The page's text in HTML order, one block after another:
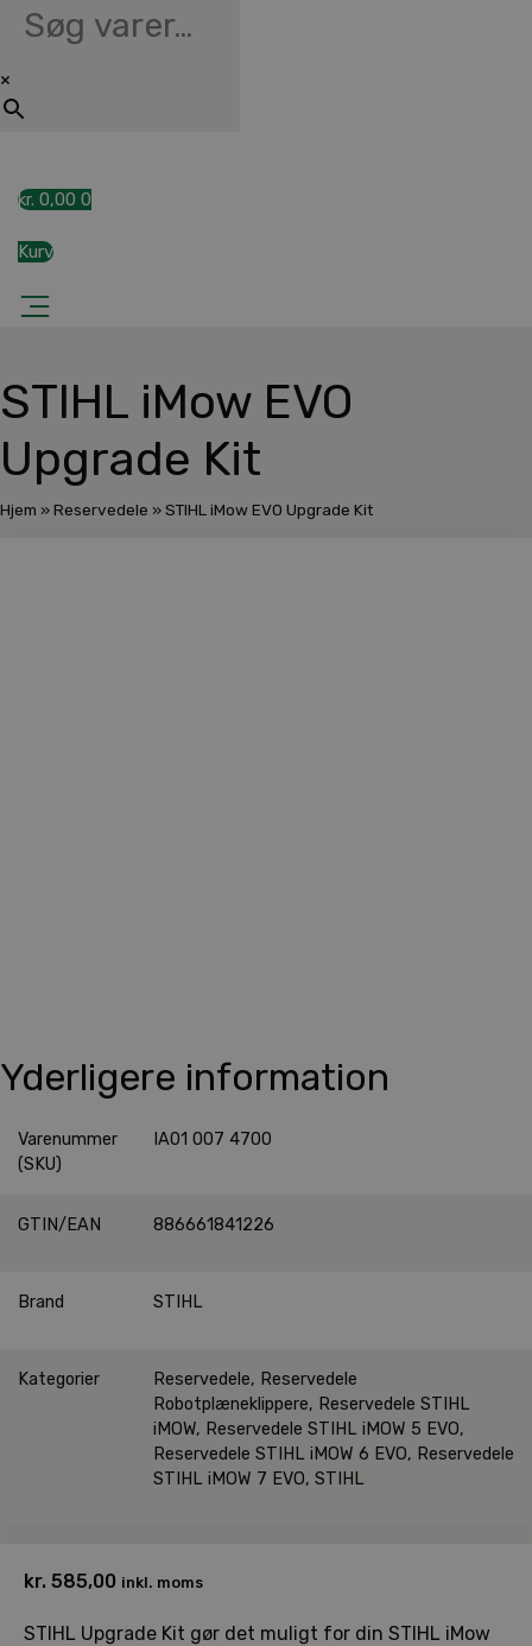
×
kr. 0,00 0
Kurv
STIHL iMow EVO
Upgrade Kit
Hjem »Reservedele »STIHL iMow EVO Upgrade Kit
Yderligere information
Varenummer
(SKU)
IA01 007 4700
GTIN/EAN 886661841226
Brand STIHL
Kategorier Reservedele, Reservedele
Robotplæneklippere, Reservedele STIHL
iMOW, Reservedele STIHL iMOW 5 EVO,
Reservedele STIHL iMOW 6 EVO, Reservedele
STIHL iMOW 7 EVO, STIHL
kr. 585,00 inkl. moms
STIHL Upgrade Kit gør det muligt for din STIHL iMow